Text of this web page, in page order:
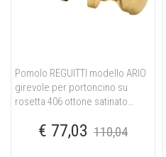
Pomolo REGUITTI modello ARIO
girevole per portoncino su
rosetta 406 ottone satinato
€ 77,03 110,04